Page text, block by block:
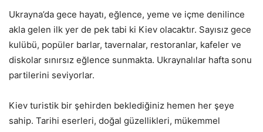
Ukrayna’da gece hayatı, eğlence, yeme ve içme denilince
akla gelen ilk yer de pek tabi ki Kiev olacaktır. Sayısız gece
kulübü, popüler barlar, tavernalar, restoranlar, kafeler ve
diskolar sınırsız eğlence sunmakta. Ukraynalılar hafta sonu
partilerini seviyorlar.
Kiev turistik bir şehirden beklediğiniz hemen her şeye
sahip. Tarihi eserleri, doğal güzellikleri, mükemmel